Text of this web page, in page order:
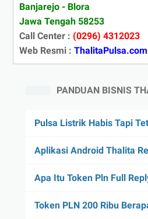
Banjarejo - Blora
Jawa Tengah 58253
Call Center : (0296) 4312023
Web Resmi : ThalitaPulsa.com
PANDUAN BISNIS
Pulsa Listrik Habis Tapi
Aplikasi Android Thalita
Apa Itu Token Pln Full
Token PLN 200 Ribu